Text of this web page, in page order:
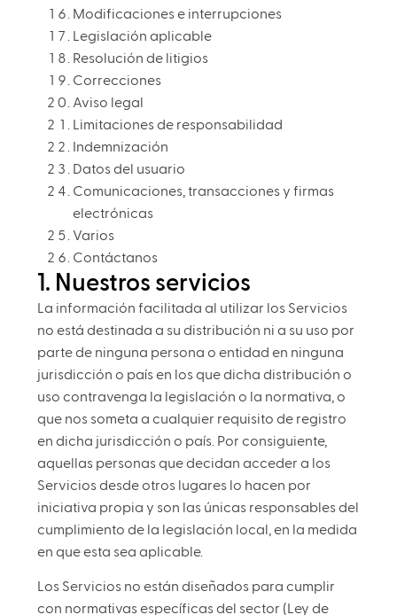
Modificaciones e interrupciones
Legislación aplicable
Resolución de litigios
Correcciones
Aviso legal
Limitaciones de responsabilidad
Indemnización
Datos del usuario
Comunicaciones, transacciones y firmas
electrónicas
Varios
Contáctanos
1. Nuestros servicios
La información facilitada al utilizar los Servicios
no está destinada a su distribución ni a su uso por
parte de ninguna persona o entidad en ninguna
jurisdicción o país en los que dicha distribución o
uso contravenga la legislación o la normativa, o
que nos someta a cualquier requisito de registro
en dicha jurisdicción o país. Por consiguiente,
aquellas personas que decidan acceder a los
Servicios desde otros lugares lo hacen por
iniciativa propia y son las únicas responsables del
cumplimiento de la legislación local, en la medida
en que esta sea aplicable.
Los Servicios no están diseñados para cumplir
con normativas específicas del sector (Ley de